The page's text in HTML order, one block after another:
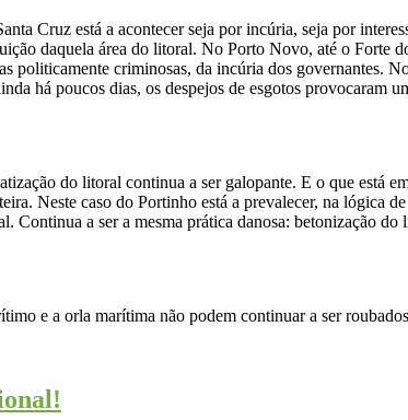
Cruz está a acontecer seja por incúria, seja por
daquela área do litoral. No Porto Novo, até o Forte
politicamente criminosas, da incúria dos governantes.
há poucos dias, os despejos de esgotos provocaram
do litoral continua a ser galopante. E o que está
Neste caso do Portinho está a prevalecer, na lógica
a ser a mesma prática danosa: betonização do
e a orla marítima não podem continuar a ser